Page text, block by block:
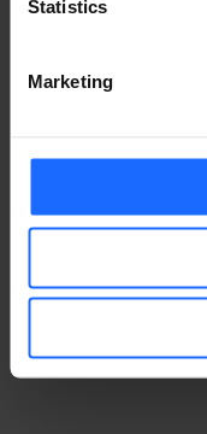
Statistics
Marketing
DAS
AUCH